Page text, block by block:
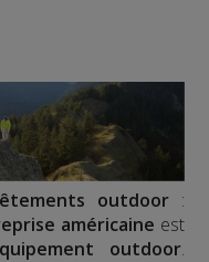
outdoor:
américaine est
outdoor.